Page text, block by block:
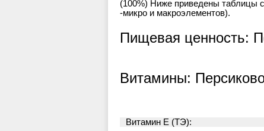
(100%) Ниже приведены таблицы
-микро и макроэлементов).
Пищевая ценность:
Витамины:
Витамин E (ТЭ):